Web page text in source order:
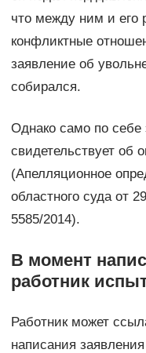
что между ним и его
конфликтные
заявление об
собирался.
Однако само по себе
свидетельствует об
(Апелляционное
областного суда от
5585/2014).
В момент
работник
Работник может
написания